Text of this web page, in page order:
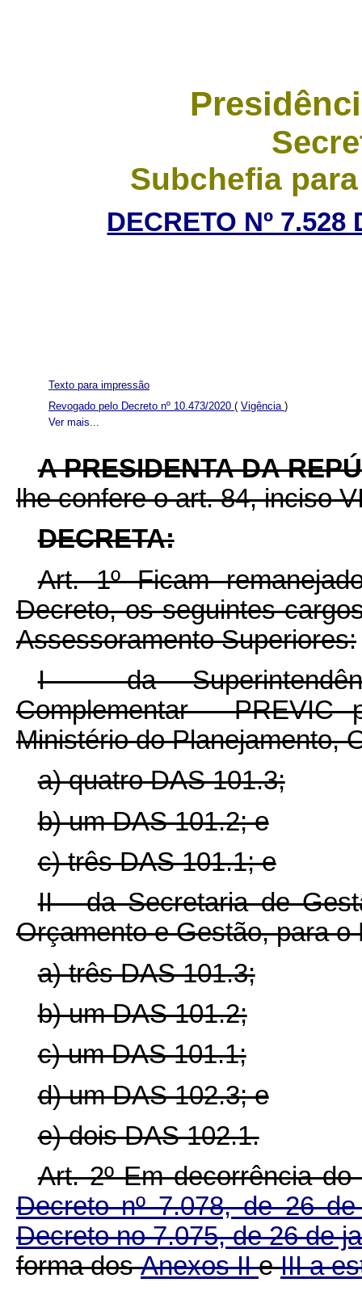
Subchefia
DECRETO Nº 7.528
Ver mais...
Texto para impressão
Revogado pelo Decreto nº 10.473/2020 ( Vigência )
A PRESIDENTA DA
lhe confere o art. 84, inciso
DECRETA:
Art. 1º Ficam
Decreto, os seguintes
Assessoramento Superiores:
I - da
Complementar -
Ministério do Planejamento,
a) quatro DAS 101.3;
b) um DAS 101.2; e
c) três DAS 101.1; e
II - da Secretaria de
Orçamento e Gestão, para
a) três DAS 101.3;
b) um DAS 101.2;
c) um DAS 101.1;
d) um DAS 102.3; e
e) dois DAS 102.1.
Art. 2º Em decorrência
Decreto nº 7.078, de 26
Decreto no 7.075, de 26 de
forma dosAnexos IIeIII a